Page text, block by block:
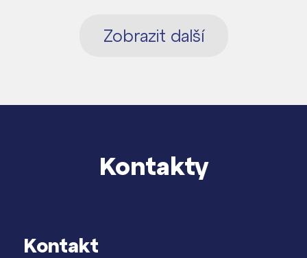
Zobrazit další
Kontakty
Kontakt